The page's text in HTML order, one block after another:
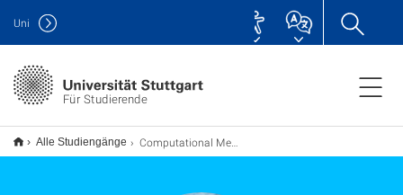
Für Studierende
Uni
Alle Studiengänge Computational Mechanics of Materials and Structures (COMMAS) M.Sc.